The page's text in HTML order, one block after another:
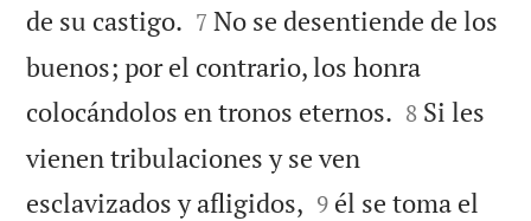
de su castigo. 

7 No se desentiende de los
buenos; por el contrario, los honra
colocándolos en tronos eternos. 

8 Si les
vienen tribulaciones y se ven
esclavizados y afligidos, 

9 él se toma el